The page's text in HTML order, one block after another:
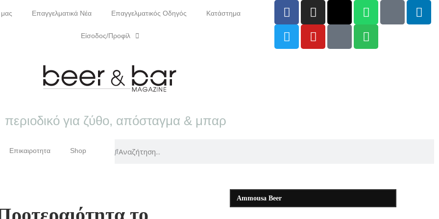
Επαγγελματικά Νέα Επαγγελματικός Οδηγός Κατάστημα
Είσοδος/Προφίλ
περιοδικό για ζύθο, απόσταγμα & μπαρ
Επικαιροτητα Shop
Ammousa Beer